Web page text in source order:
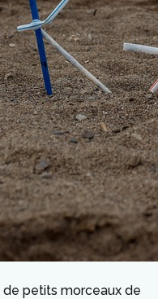
petits morceaux de